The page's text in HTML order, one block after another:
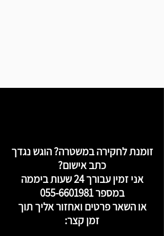
זומנת לחקירה במשטרה? הוגש נגדך
כתב אישום?
אני זמין עבורך 24 שעות ביממה
במספר055-6601981
או השאר פרטים ואחזור אליך תוך
זמן קצר: